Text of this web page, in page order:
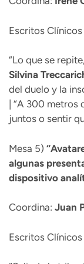
Escritos
“Lo que se
Silvina
del duelo y la
| “A 300 metros
juntos o sentir
Mesa 5) “
algunas
dispositivo
Coordina: Juan
Escritos